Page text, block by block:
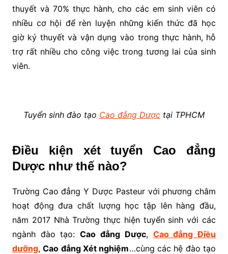
thuyết và 70% thực hành, cho các em sinh viên có
nhiều cơ hội để rèn luyện những kiến thức đã học
giờ ký thuyết và vận dụng vào trong thực hành, hỗ
trợ rất nhiều cho công việc trong tương lai của sinh
viên.
Tuyển sinh đào tạo Cao đẳng Dượctại TPHCM
Điều kiện xét tuyển Cao đẳng
Dược như thế nào?
Trường Cao đẳng Y Dược Pasteur với phương châm
hoạt động đưa chất lượng học tập lên hàng đầu,
năm 2017 Nhà Trường thực hiện tuyển sinh với các
ngành đào tạo:Cao đẳng Dược, Cao đẳng Điều
dưỡng,Cao đẳng Xét nghiệm…cùng các hệ đào tạo